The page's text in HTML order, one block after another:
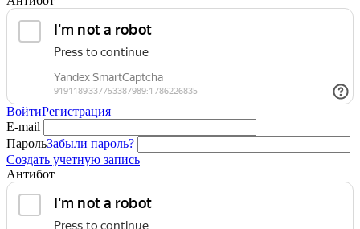
ВойтиРегистрация
E-mail
ПарольЗабыли пароль?
Создать учетную запись
Антибот